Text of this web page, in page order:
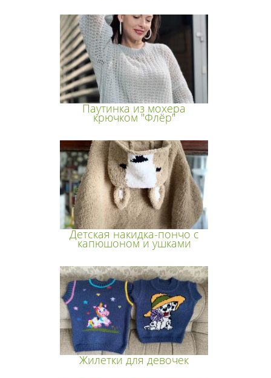
Паутинка из мохера
крючком "Флёр"
Детская накидка-пончо с
капюшоном и ушками
Жилетки для девочек